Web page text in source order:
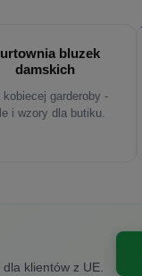
bluzek
damskich
kobiecej garderoby -
i wzory dla butiku.
klientów z UE.